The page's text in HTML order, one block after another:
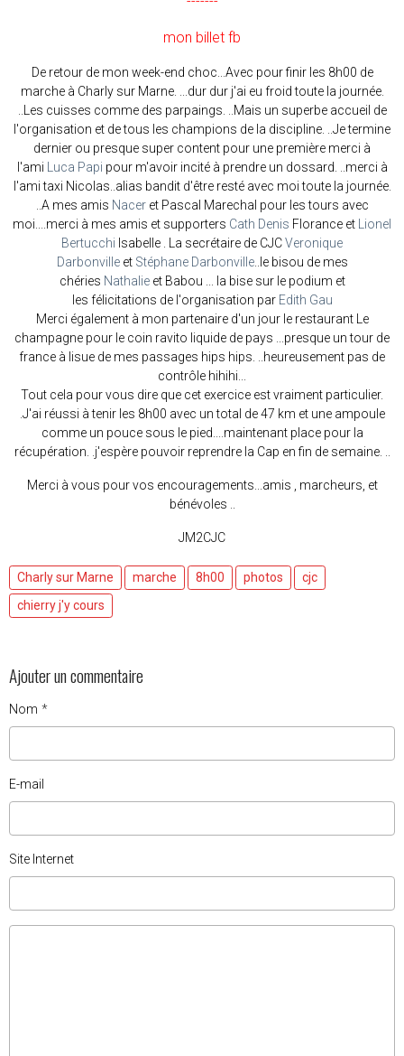
mon billet fb
De retour de mon week-end choc...Avec pour finir les 8h00 de
marche à Charly sur Marne. ...dur dur j'ai eu froid toute la journée.
..Les cuisses comme des parpaings. ..Mais un superbe accueil de
l'organisation et de tous les champions de la discipline. ..Je termine
dernier ou presque super content pour une première merci à
l'ami
Luca Papi pour m'avoir incité à prendre un dossard. ..merci à
l'ami taxi Nicolas..alias bandit d'être resté avec moi toute la journée.
..A mes amis Naceret Pascal Marechal pour les tours avec
moi....merci à mes amis et supporters Cath Denis Florance et
Lionel
Bertucchi Isabelle . La secrétaire de CJCVeronique
Darbonvilleet Stéphane Darbonville..le bisou de mes
chéries Nathalieet Babou ... la bise sur le podium et
les félicitations de l'organisation par Edith Gau
Merci également à mon partenaire d'un jour le restaurant Le
champagne pour le coin ravito liquide de pays ...presque un tour de
france à lisue de mes passages hips hips. ..heureusement pas de
contrôle hihihi...
Tout cela pour vous dire que cet exercice est vraiment particulier.
.J'ai réussi à tenir les 8h00 avec un total de 47 km et une ampoule
comme un pouce sous le pied....maintenant place pour la
récupération. .j'espère pouvoir reprendre la Cap en fin de semaine. ..
Merci à vous pour vos encouragements...amis , marcheurs, et
bénévoles ..
JM2CJC
Charly sur Marne marche 8h00 photos
cjc
chierry j'y cours
Ajouter un commentaire
Nom
E-mail
Site Internet